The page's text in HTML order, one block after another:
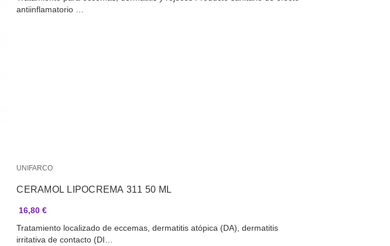
antiinflamatorio …
UNIFARCO
CERAMOL LIPOCREMA 311 50 ML
16,80 €
​​​Tratamiento localizado de eccemas, dermatitis atópica (DA), dermatitis
irritativa de contacto (DI…